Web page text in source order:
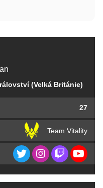
(Velká Británie)
27
Team Vitality